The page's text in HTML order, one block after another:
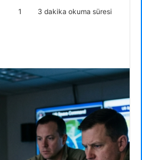
1 3 dakika okuma süresi